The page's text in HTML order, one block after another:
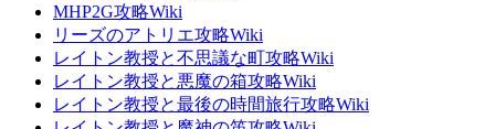
MHP2G攻略Wiki
リーズのアトリエ攻略Wiki
レイトン教授と不思議な町攻略Wiki
レイトン教授と悪魔の箱攻略Wiki
レイトン教授と最後の時間旅行攻略Wiki